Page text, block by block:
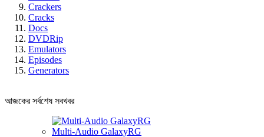
Crackers
Cracks
Docs
DVDRip
Emulators
Episodes
Generators
আজকের সর্বশেষ সবখবর
Multi-Audio GalaxyRG